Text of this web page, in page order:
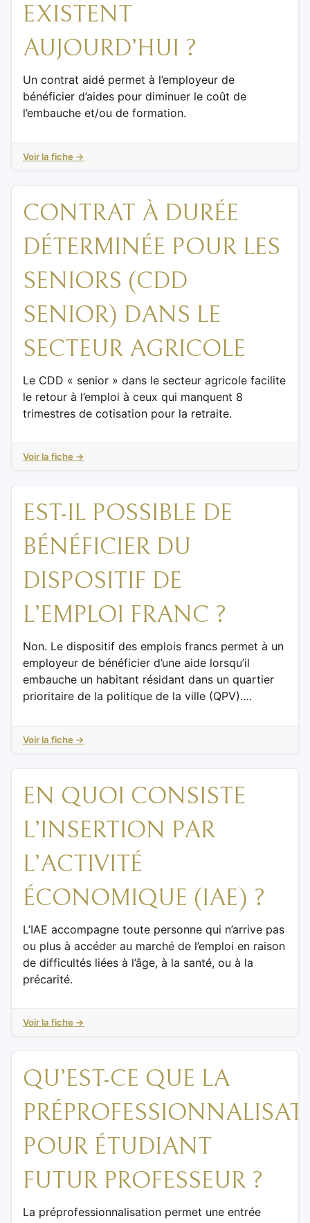
EXISTENT
AUJOURD’HUI ?
Un contrat aidé permet à l’employeur de
bénéficier d’aides pour diminuer le coût de
l’embauche et/ou de formation.
Voir la fiche →
CONTRAT À DURÉE
DÉTERMINÉE POUR LES
SENIORS (CDD
SENIOR) DANS LE
SECTEUR AGRICOLE
Le CDD « senior » dans le secteur agricole facilite
le retour à l’emploi à ceux qui manquent 8
trimestres de cotisation pour la retraite.
Voir la fiche →
EST-IL POSSIBLE DE
BÉNÉFICIER DU
DISPOSITIF DE
L’EMPLOI FRANC ?
Non. Le dispositif des emplois francs permet à un
employeur de bénéficier d’une aide lorsqu’il
embauche un habitant résidant dans un quartier
prioritaire de la politique de la ville (QPV).…
Voir la fiche →
EN QUOI CONSISTE
L’INSERTION PAR
L’ACTIVITÉ
ÉCONOMIQUE (IAE) ?
L’IAE accompagne toute personne qui n’arrive pas
ou plus à accéder au marché de l’emploi en raison
de difficultés liées à l’âge, à la santé, ou à la
précarité.
Voir la fiche →
QU’EST-CE QUE LA
POUR ÉTUDIANT
FUTUR PROFESSEUR ?
La préprofessionnalisation permet une entrée